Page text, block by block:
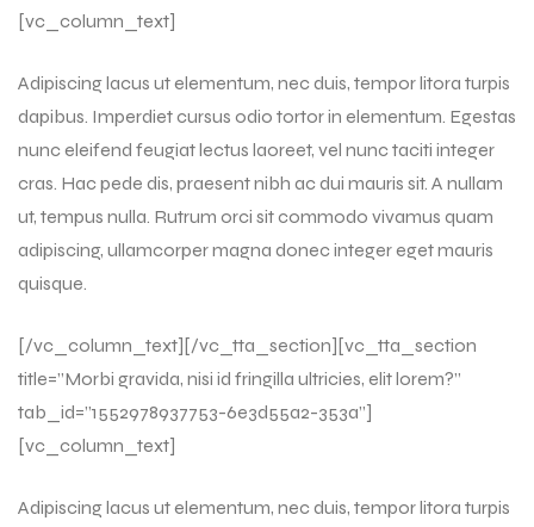
[vc_column_text]
Adipiscing lacus ut elementum, nec duis, tempor litora turpis
dapibus. Imperdiet cursus odio tortor in elementum. Egestas
nunc eleifend feugiat lectus laoreet, vel nunc taciti integer
cras. Hac pede dis, praesent nibh ac dui mauris sit. A nullam
ut, tempus nulla. Rutrum orci sit commodo vivamus quam
adipiscing, ullamcorper magna donec integer eget mauris
quisque.
[/vc_column_text][/vc_tta_section][vc_tta_section
title=”Morbi gravida, nisi id fringilla ultricies, elit lorem?”
tab_id=”1552978937753-6e3d55a2-353a”]
[vc_column_text]
Adipiscing lacus ut elementum, nec duis, tempor litora turpis